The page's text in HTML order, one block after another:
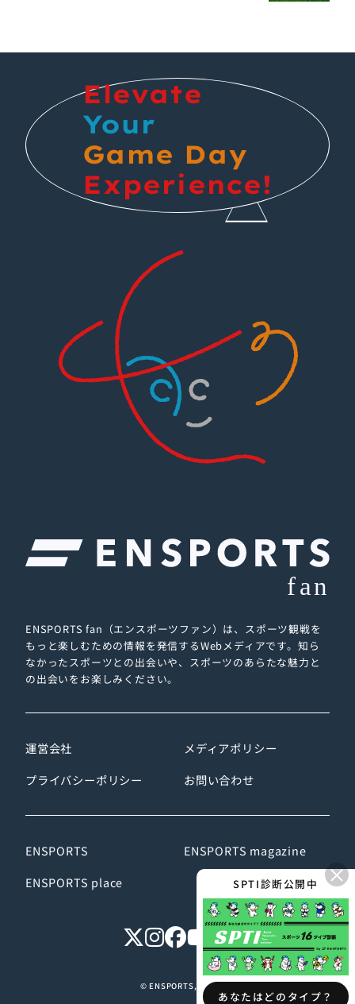
×
SPTI診断公開中
あなたはどのタイプ？
Elevate
Your
Game Day
Experience!
ENSPORTS fan（エンスポーツファン）は、スポーツ観戦を
もっと楽しむための情報を発信するWebメディアです。 知ら
なかったスポーツとの出会いや、スポーツのあらたな魅力と
の出会いをお楽しみください。
運営会社
メディアポリシー
プライバシーポリシー
お問い合わせ
ENSPORTS
ENSPORTS magazine
ENSPORTS place
© ENSPORTS, Inc.